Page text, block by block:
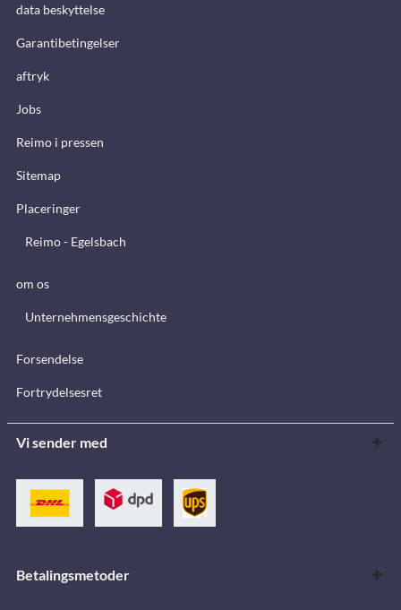
data beskyttelse
Garantibetingelser
aftryk
Jobs
Reimo i pressen
Sitemap
Placeringer
Reimo - Egelsbach
om os
Unternehmensgeschichte
Forsendelse
Fortrydelsesret
Vi sender med
Betalingsmetoder